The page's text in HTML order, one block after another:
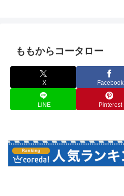
ももからコータロー
X Facebook
LINE Pinterest